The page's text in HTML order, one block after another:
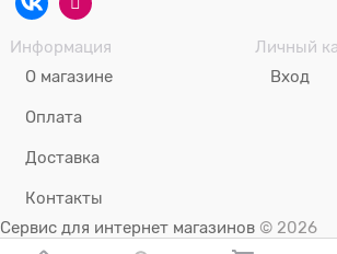
Информация
О магазине
Оплата
Доставка
Контакты
Личный
Вход
Сервис для интернет магазинов © 2026